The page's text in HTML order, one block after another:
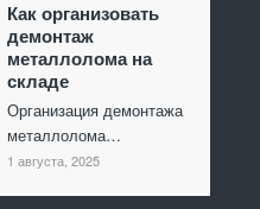
Как организовать
демонтаж
металлолома на
складе
Организация демонтажа
металлолома…
1 августа, 2025